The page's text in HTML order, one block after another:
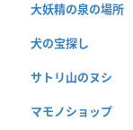
大妖精の泉の場所
犬の宝探し
サトリ山のヌシ
マモノショップ